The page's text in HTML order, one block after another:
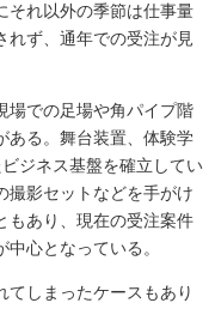
それ以外の季節は仕事量
れず、通年での受注が見
場での足場や角パイプ階
ある。舞台装置、体験学
ジネス基盤を確立してい
撮影セットなどを手がけ
もあり、現在の受注案件
心となっている。
てしまったケースもあり